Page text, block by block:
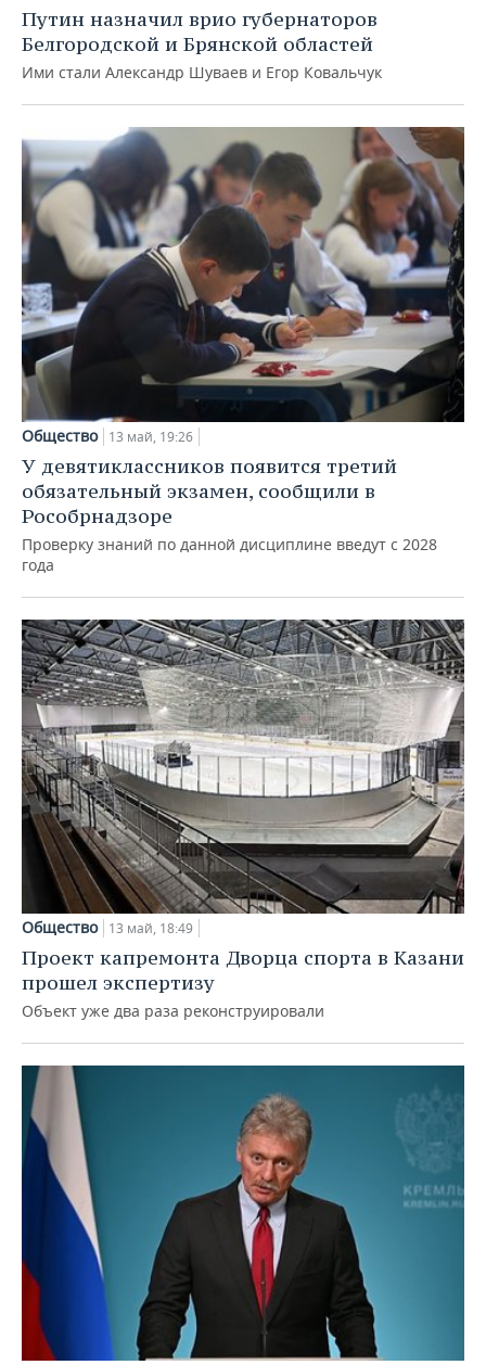
Путин назначил врио губернаторов
Белгородской и Брянской областей
Ими стали Александр Шуваев и Егор Ковальчук
Общество 13 май, 19:26
У девятиклассников появится третий
обязательный экзамен, сообщили в
Рособрнадзоре
Проверку знаний по данной дисциплине введут с 2028
года
Общество 13 май, 18:49
Проект капремонта Дворца спорта в Казани
прошел экспертизу
Объект уже два раза реконструировали